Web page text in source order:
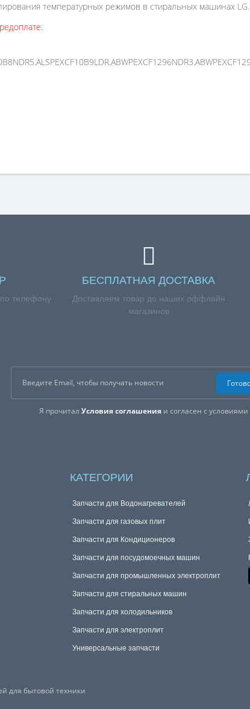
температурных режимов в стиральных машинах LG.
телефону
БЕСПЛАТНАЯ ДОСТАВКА
Доставляем товар до наших оффлайн
магазинов
Я прочиталУсловия соглашения и согласен с условиями
КАТЕГОРИИ
Запчасти для Водонагревателей
Запчасти для газовых плит
Запчасти для Кондиционеров
Запчасти для посудомоечных машин
Запчасти для промышленных электроплит
Запчасти для стиральных машин
Запчасти для холодильников
Запчасти для электроплит
Универсальные запчасти
для бытовой техники